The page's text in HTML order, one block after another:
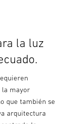
la luz
la mayor
que también se
arquitectura